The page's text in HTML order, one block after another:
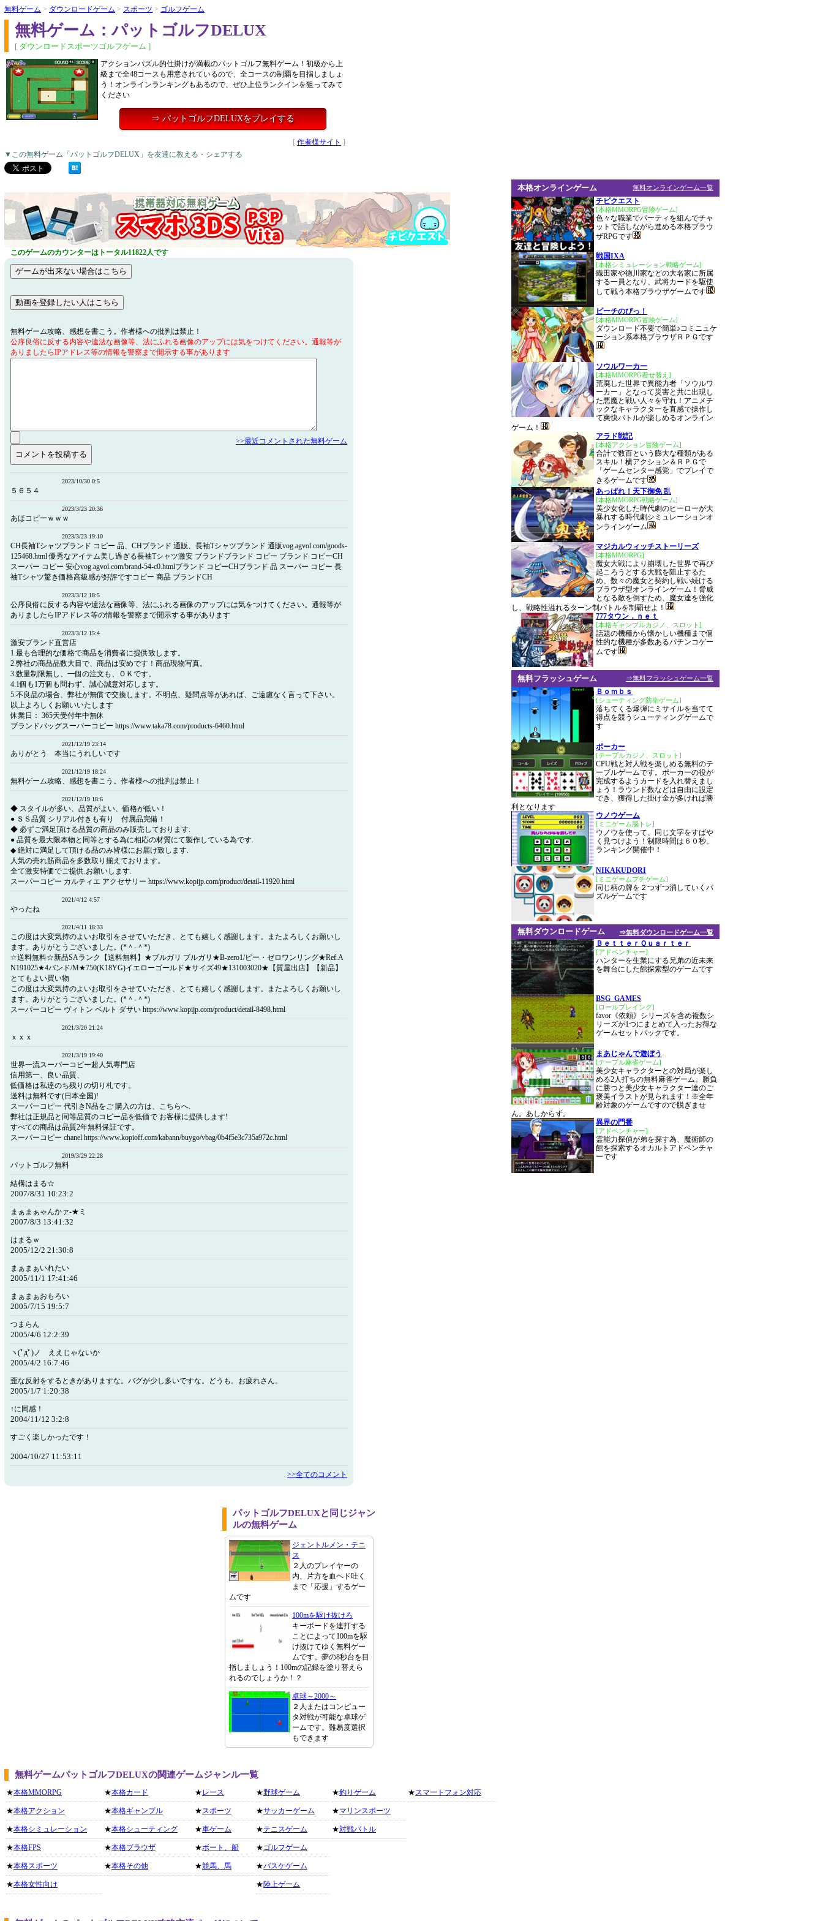
無料ゲーム > ダウンロードゲーム > スポーツ > ゴルフゲーム
無料ゲーム：パットゴルフDELUX
[ ダウンロードスポーツゴルフゲーム ]
アクションパズル的仕掛けが満載のパットゴルフ無料ゲーム！初級から上
級まで全48コースも用意されているので、全コースの制覇を目指しましょ
う！オンラインランキングもあるので、ぜひ上位ランクインを狙ってみて
ください
⇒ パットゴルフDELUXをプレイする
[ 作者様サイト ]
▼この無料ゲーム「パットゴルフDELUX」を友達に教える・シェアする
このゲームのカウンターはトータル11822人です
無料ゲーム攻略、感想を書こう。作者様への批判は禁止！
公序良俗に反する内容や違法な画像等、法にふれる画像のアップには気をつけてください。通報等が
ありましたらIPアドレス等の情報を警察まで開示する事があります
>>最近コメントされた無料ゲーム
2023/10/30 0:5
５６５４
2023/3/23 20:36
あほコピーｗｗｗ
2023/3/23 19:10
CH長袖Tシャツブランド コピー 品、CHブランド 通販、長袖Tシャツブランド 通販vog.agvol.com/goods-
125468.html 優秀なアイテム美し過ぎる長袖Tシャツ激安 ブランドブランド コピー ブランド コピーCH
スーパー コピー 安心vog.agvol.com/brand-54-c0.htmlブランド コピーCHブランド 品 スーパー コピー 長
袖Tシャツ驚き価格高級感が好評ですコピー 商品 ブランドCH
2023/3/12 18:5
公序良俗に反する内容や違法な画像等、法にふれる画像のアップには気をつけてください。通報等が
ありましたらIPアドレス等の情報を警察まで開示する事があります
2023/3/12 15:4
激安ブランド直営店
1.最も合理的な価格で商品を消費者に提供致します。
2.弊社の商品品数大目で、商品は安めです！商品現物写真。
3.数量制限無し、一個の注文も、ＯＫです。
4.1個も1万個も問わず、誠心誠意対応します。
5.不良品の場合、弊社が無償で交換します。不明点、疑問点等があれば、ご遠慮なく言って下さい。
以上よろしくお願いいたします
休業日： 365天受付年中無休
ブランドバッグスーパーコピー https://www.taka78.com/products-6460.html
2021/12/19 23:14
ありがとう 本当にうれしいです
2021/12/19 18:24
無料ゲーム攻略、感想を書こう。作者様への批判は禁止！
2021/12/19 18:6
◆ スタイルが多い、品質がよい、価格が低い！
● ＳＳ品質 シリアル付きも有り 付属品完備！
◆ 必ずご満足頂ける品質の商品のみ販売しております.
● 品質を最大限本物と同等とする為に相応の材質にて製作している為です.
◆ 絶対に満足して頂ける品のみ皆様にお届け致します.
人気の売れ筋商品を多数取り揃えております。
全て激安特価でご提供.お願いします.
スーパーコピー カルティエ アクセサリー https://www.kopijp.com/product/detail-11920.html
2021/4/12 4:57
やったね
2021/4/11 18:33
この度は大変気持のよいお取引をさせていただき、とても嬉しく感謝します。またよろしくお願いし
ます。ありがとうございました。(*＾‐＾*)
☆送料無料☆新品SAランク【送料無料】★ブルガリ ブルガリ★B-zero1/ビー・ゼロワンリング★Ref.A
N191025★4バンド/M★750(K18YG)イエローゴールド★サイズ49★131003020★【質屋出店】【新品】
とてもよい買い物
この度は大変気持のよいお取引をさせていただき、とても嬉しく感謝します。またよろしくお願いし
ます。ありがとうございました。(*＾‐＾*)
スーパーコピー ヴィトン ベルト ダサい https://www.kopijp.com/product/detail-8498.html
2021/3/20 21:24
ｘｘｘ
2021/3/19 19:40
世界一流スーパーコピー超人気専門店
信用第一、良い品質、
低価格は私達のち残りの切り札です。
送料は無料です(日本全国)!
スーパーコピー 代引きN品をご 購入の方は、こちらへ.
弊社は正規品と同等品質のコピー品を低価で お客様に提供します!
すべての商品は品質2年無料保証です。
スーパーコピー chanel https://www.kopioff.com/kabann/buygo/vbag/0b4f5e3c735a972c.html
2019/3/29 22:28
パットゴルフ無料
結構はまる☆
2007/8/31 10:23:2
まぁまぁゃんかァ‐★ミ
2007/8/3 13:41:32
はまるｗ
2005/12/2 21:30:8
まぁまぁいれたい
2005/11/1 17:41:46
まぁまぁおもろい
2005/7/15 19:5:7
つまらん
2005/4/6 12:2:39
ヽ(ﾟдﾟ)ノ ええじゃないか
2005/4/2 16:7:46
歪な反射をするときがありますな。バグが少し多いですな。どうも。お疲れさん。
2005/1/7 1:20:38
↑に同感！
2004/11/12 3:2:8
すごく楽しかったです！
2004/10/27 11:53:11
>>全てのコメント
パットゴルフDELUXと同じジャン
ルの無料ゲーム
ジェントルメン・テニ
ス
２人のプレイヤーの
内、片方を血ヘド吐く
まで「応援」するゲー
ムです
100mを駆け抜けろ
キーボードを連打する
ことによって100mを駆
け抜けてゆく無料ゲー
ムです。夢の8秒台を目
指しましょう！100mの記録を塗り替えら
れるのでしょうか！？
卓球～2000～
２人またはコンピュー
タ対戦が可能な卓球ゲ
ームです。難易度選択
もできます
無料ゲームパットゴルフDELUXの関連ゲームジャンル一覧
★本格MMORPG
★本格アクション
★本格シミュレーション
★本格FPS
★本格スポーツ
★本格女性向け
★本格カード
★本格ギャンブル
★本格シューティング
★本格ブラウザ
★本格その他
★レース
★スポーツ
★車ゲーム
★ボート、船
★競馬、馬
★野球ゲーム
★サッカーゲーム
★テニスゲーム
★ゴルフゲーム
★バスケゲーム
★陸上ゲーム
★釣りゲーム
★マリンスポーツ
★対戦バトル
★スマートフォン対応
無料オンラインゲーム一覧
本格オンラインゲーム
チビクエスト
[本格MMORPG冒険ゲーム]
色々な職業でパーティを組んでチャ
ットで話しながら進める本格ブラウ
ザRPGです
戦国IXA
[本格シミュレーション戦略ゲーム]
織田家や徳川家などの大名家に所属
する一員となり、武将カードを駆使
して戦う本格ブラウザゲームです
ピーチのぴっ！
[本格MMORPG冒険ゲーム]
ダウンロード不要で簡単♪コミニュケ
ーション系本格ブラウザＲＰＧです
ソウルワーカー
[本格MMORPG着せ替え]
荒廃した世界で異能力者「ソウルワ
ーカー」となって災害と共に出現し
た悪魔と戦い人々を守れ！アニメチ
ックなキャラクターを直感で操作し
て爽快バトルが楽しめるオンライン
ゲーム！
アラド戦記
[本格アクション冒険ゲーム]
合計で数百という膨大な種類がある
スキル！横アクション＆ＲＰＧで
「ゲームセンター感覚」でプレイで
きるゲームです
あっぱれ！天下御免 乱
[本格MMORPG戦略ゲーム]
美少女化した時代劇のヒーローが大
暴れする時代劇シミュレーションオ
ンラインゲーム
マジカルウィッチストーリーズ
[本格MMORPG]
魔女大戦により崩壊した世界で再び
起ころうとする大戦を阻止するた
め、数々の魔女と契約し戦い続ける
ブラウザ型オンラインゲーム！脅威
となる敵を倒すため、魔女達を強化
し、戦略性溢れるターン制バトルを制覇せよ！
777タウン．ｎｅｔ
[本格ギャンブルカジノ、スロット]
話題の機種から懐かしい機種まで個
性的な機種が多数あるパチンコゲー
ムです
⇒無料フラッシュゲーム一覧
無料フラッシュゲーム
Ｂｏｍｂｓ
[シューティング防衛ゲーム]
落ちてくる爆弾にミサイルを当てて
得点を競うシューティングゲームで
す
ポーカー
[テーブルカジノ、スロット]
CPU戦と対人戦を楽しめる無料のテ
ーブルゲームです。ポーカーの役が
完成するようカードを入れ替えまし
ょう！ラウンド数などは自由に設定
でき、獲得した掛け金が多ければ勝
利となります
ウノウゲーム
[ミニゲーム脳トレ]
ウノウを使って、同じ文字をすばや
く見つけよう！制限時間は６０秒。
ランキング開催中！
NIKAKUDORI
[ミニゲームプチゲーム]
同じ柄の牌を２つずつ消していくパ
ズルゲームです
⇒無料ダウンロードゲーム一覧
無料ダウンロードゲーム
ＢｅｔｔｅｒＱｕａｒｔｅｒ
[アドベンチャー]
ハンターを生業にする兄弟の近未来
を舞台にした館探索型のゲームです
BSG_GAMES
[ロールプレイング]
favor《依頼》シリーズを含め複数シ
リーズが1つにまとめて入ったお得な
ゲームセットパックです。
まあじゃんで遊ぼう
[テーブル麻雀ゲーム]
美少女キャラクターとの対局が楽し
める2人打ちの無料麻雀ゲーム。勝負
に勝つと美少女キャラクター達のご
褒美イラストが見られます！※全年
齢対象のゲームですので脱ぎませ
ん。あしからず。
異界の門番
[アドベンチャー]
霊能力探偵が弟を探す為、魔術師の
館を探索するオカルトアドベンチャ
ーです